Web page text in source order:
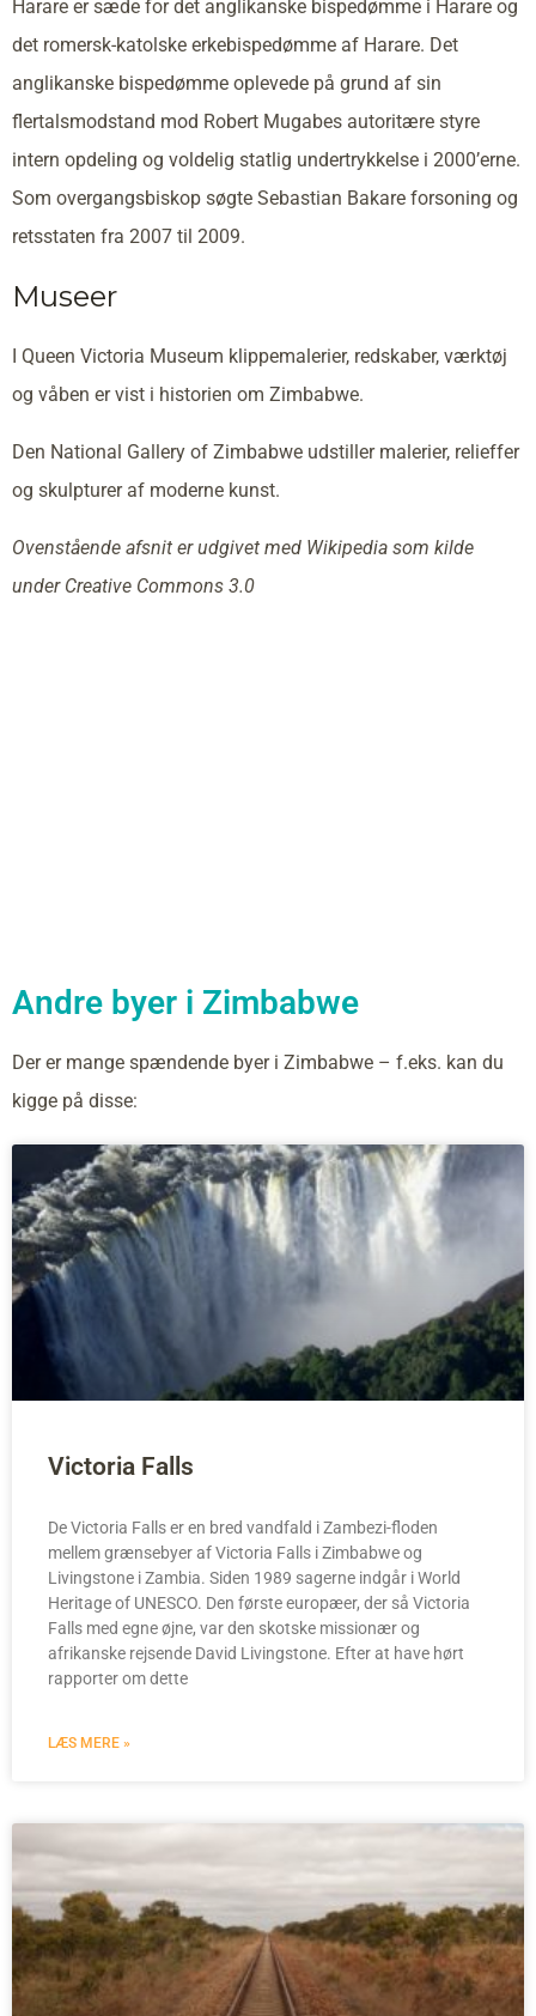
Harare er sæde for det anglikanske bispedømme i Harare og
det romersk-katolske erkebispedømme af Harare. Det
anglikanske bispedømme oplevede på grund af sin
flertalsmodstand mod Robert Mugabes autoritære styre
intern opdeling og voldelig statlig undertrykkelse i 2000’erne.
Som overgangsbiskop søgte Sebastian Bakare forsoning og
retsstaten fra 2007 til 2009.
Museer
I Queen Victoria Museum klippemalerier, redskaber, værktøj
og våben er vist i historien om Zimbabwe.
Den National Gallery of Zimbabwe udstiller malerier, relieffer
og skulpturer af moderne kunst.
Ovenstående afsnit er udgivet med Wikipedia som kilde
under Creative Commons 3.0
Andre byer i Zimbabwe
Der er mange spændende byer i Zimbabwe – f.eks. kan du
kigge på disse:
Victoria Falls
De Victoria Falls er en bred vandfald i Zambezi-floden
mellem grænsebyer af Victoria Falls i Zimbabwe og
Livingstone i Zambia. Siden 1989 sagerne indgår i World
Heritage of UNESCO. Den første europæer, der så Victoria
Falls med egne øjne, var den skotske missionær og
afrikanske rejsende David Livingstone. Efter at have hørt
rapporter om dette
LÆS MERE »